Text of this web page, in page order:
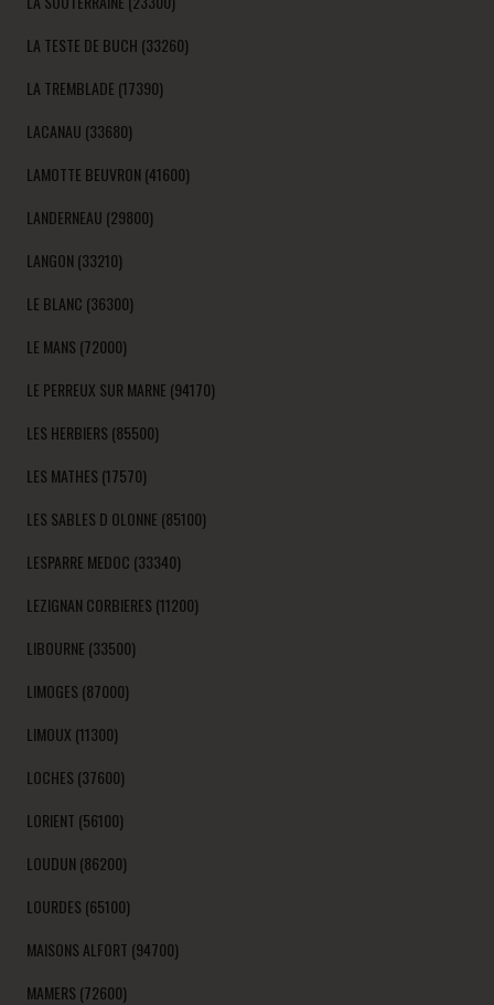
LA TESTE DE BUCH (33260)
LA TREMBLADE (17390)
LACANAU (33680)
LAMOTTE BEUVRON (41600)
LANDERNEAU (29800)
LANGON (33210)
LE BLANC (36300)
LE MANS (72000)
LE PERREUX SUR MARNE (94170)
LES HERBIERS (85500)
LES MATHES (17570)
LES SABLES D OLONNE (85100)
LESPARRE MEDOC (33340)
LEZIGNAN CORBIERES (11200)
LIBOURNE (33500)
LIMOGES (87000)
LIMOUX (11300)
LOCHES (37600)
LORIENT (56100)
LOUDUN (86200)
LOURDES (65100)
MAISONS ALFORT (94700)
MAMERS (72600)